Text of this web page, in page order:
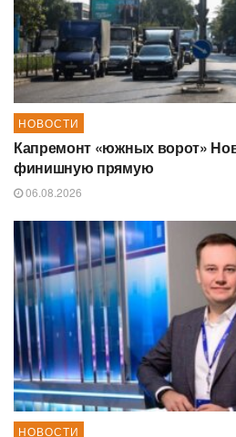
НОВОСТИ
Капремонт «южных ворот»
финишную прямую
06.08.2026
НОВОСТИ